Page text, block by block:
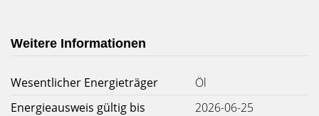
Weitere Informationen
Wesentlicher Energieträger
Öl
Energieausweis gültig bis
2026-06-25